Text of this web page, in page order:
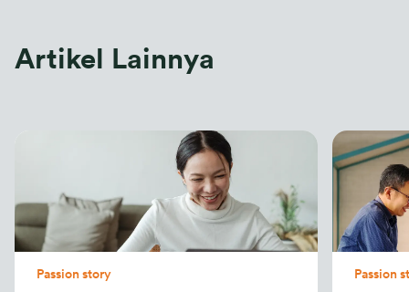
Artikel Lainnya
Passion story Passion